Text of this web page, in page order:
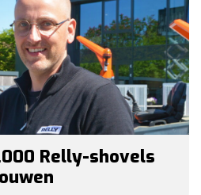
Relly-shovels